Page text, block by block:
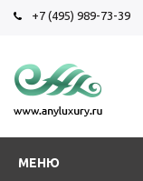
+7 (495) 989-73-39
МЕНЮ